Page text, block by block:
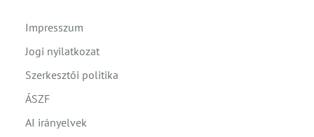
Impresszum
Jogi nyilatkozat
Szerkesztői politika
ÁSZF
AI irányelvek